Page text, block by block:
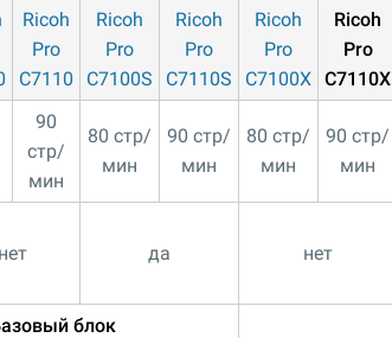
Ricoh
Pro
C7110
Ricoh
Pro
C7100S
Ricoh
Pro
C7110S
Ricoh
Pro
C7100X
Ricoh
Pro
C7110X
90
стр/
мин
80 стр/
мин
90 стр/
мин
80 стр/
мин
90 стр/
мин
нет да нет
блок